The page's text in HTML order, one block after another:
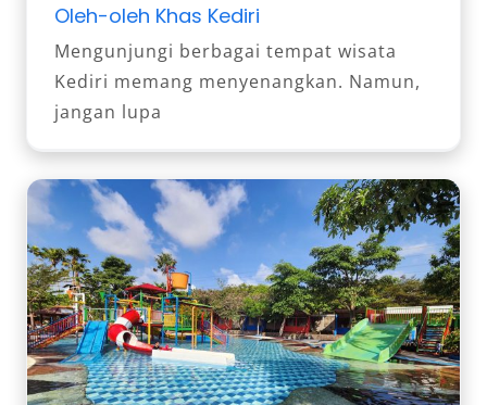
Oleh-oleh Khas Kediri
Mengunjungi berbagai tempat wisata
Kediri memang menyenangkan. Namun,
jangan lupa